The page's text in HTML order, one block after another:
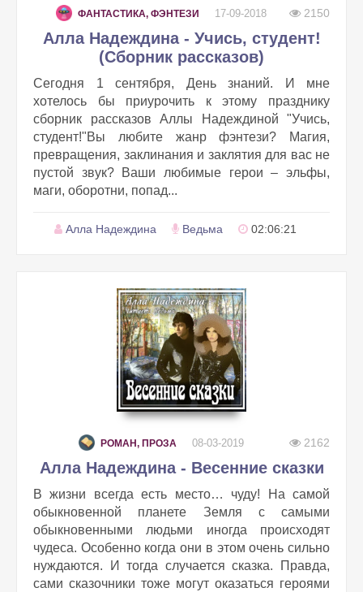
ФАНТАСТИКА, ФЭНТЕЗИ 17-09-2018 2150
Алла Надеждина - Учись, студент!
(Сборник рассказов)
Сегодня 1 сентября, День знаний. И мне
хотелось бы приурочить к этому празднику
сборник рассказов Аллы Надеждиной "Учись,
студент!"Вы любите жанр фэнтези? Магия,
превращения, заклинания и заклятия для вас не
пустой звук? Ваши любимые герои – эльфы,
маги, оборотни, попад...
Алла Надеждина Ведьма 02:06:21
РОМАН, ПРОЗА 08-03-2019 2162
Алла Надеждина - Весенние сказки
В жизни всегда есть место… чуду! На самой
обыкновенной планете Земля с самыми
обыкновенными людьми иногда происходят
чудеса. Особенно когда они в этом очень сильно
нуждаются. И тогда случается сказка. Правда,
сами сказочники тоже могут оказаться героями